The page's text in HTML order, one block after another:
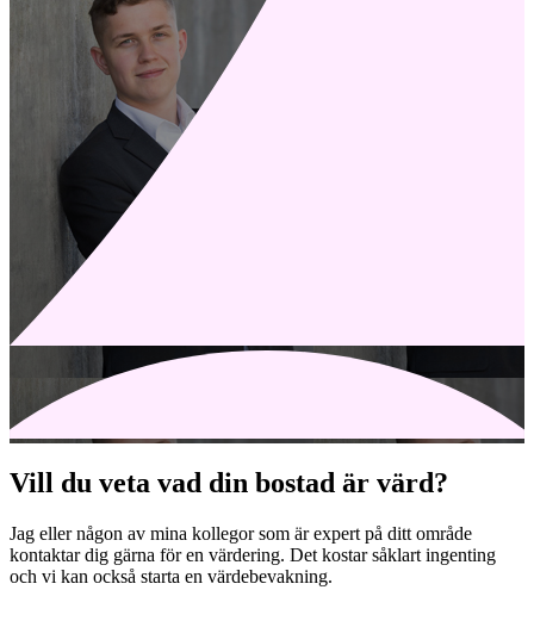
Vill du veta vad din bostad är värd?
Jag eller någon av mina kollegor som är expert på ditt område
kontaktar dig gärna för en värdering. Det kostar såklart ingenting
och vi kan också starta en värdebevakning.